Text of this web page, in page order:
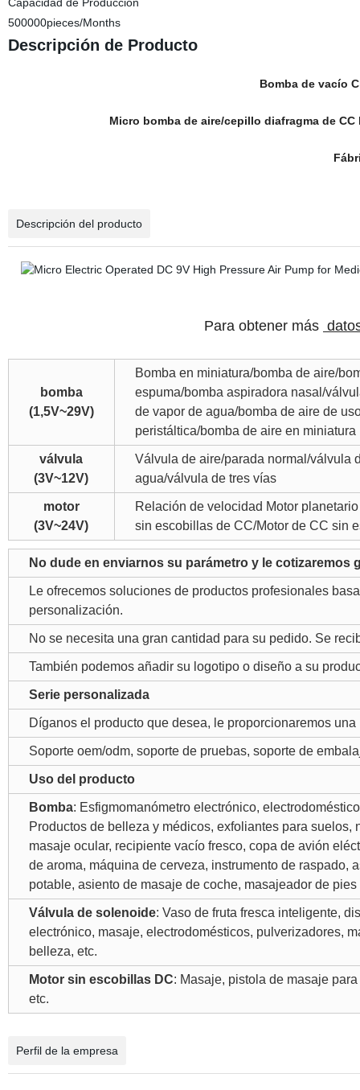
500000pieces/Months
Descripción de Producto
Bomba de vacío
Micro bomba de aire/cepillo diafragma de
Descripción del producto
Para obtener más
bomba
(1,5V~29V)
Bomba en miniatura/bomba de aire/
espuma/bomba aspiradora nasal/
de vapor de agua/bomba de aire de
peristáltica/bomba de aire en miniatura
válvula
(3V~12V)
Válvula de aire/parada normal/válvula
agua/válvula de tres vías
motor
(3V~24V)
Relación de velocidad Motor
sin escobillas de CC/Motor de CC sin
No dude en enviarnos su parámetro y le cotizaremos
Le ofrecemos soluciones de productos profesionales
personalización.
No se necesita una gran cantidad para su pedido. Se
También podemos añadir su logotipo o diseño a su
Serie personalizada
Díganos el producto que desea, le proporcionaremos
Soporte oem/odm, soporte de pruebas, soporte de
Uso del producto
Bomba: Esfigmomanómetro electrónico,
Productos de belleza y médicos, exfoliantes para
masaje ocular, recipiente vacío fresco, copa de avión
de aroma, máquina de cerveza, instrumento de raspado,
potable, asiento de masaje de coche, masajeador de
Válvula de solenoide: Vaso de fruta fresca inteligente,
electrónico, masaje, electrodomésticos, pulverizadores,
belleza, etc.
Motor sin escobillas DC: Masaje, pistola de masaje
etc.
Perfil de la empresa